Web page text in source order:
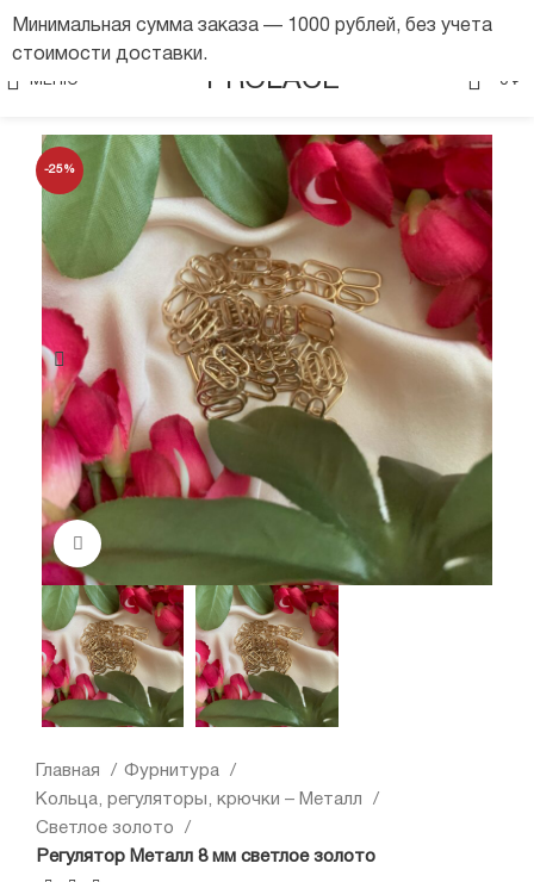
МЕНЮ PROLACE 0 ₽
-25%
Главная
Фурнитура
Кольца, регуляторы, крючки – Металл
Светлое золото
Регулятор Металл 8 мм светлое золото
Минимальная сумма заказа — 1000 рублей, без учета
стоимости доставки.